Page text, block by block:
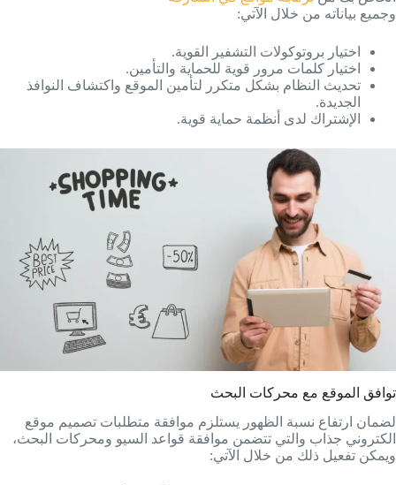
وجميع بياناته من خلال الآتي:
اختيار بروتوكولات التشفير القوية.
اختيار كلمات مرور قوية للحماية والتأمين.
تحديث النظام بشكل متكرر لتأمين الموقع واكتشاف النوافذ
الجديدة.
الإشتراك لدى أنظمة حماية قوية.
توافق الموقع مع محركات البحث
لضمان ارتفاع نسبة الظهور يستلزم موافقة متطلبات تصميم موقع
الكتروني جذاب والتي تتضمن موافقة قواعد السيو ومحركات البحث،
ويمكن تفعيل ذلك من خلال الآتي: